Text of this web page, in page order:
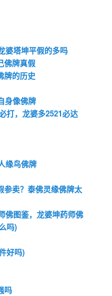
婆塔坤平假的多吗
佛牌真假
牌的历史
身像佛牌
打，龙婆多2521必达
缘鸟佛牌
参卖？泰佛灵缘佛牌太
佛图鉴，龙婆坤药师佛
吗)
好吗)
吗